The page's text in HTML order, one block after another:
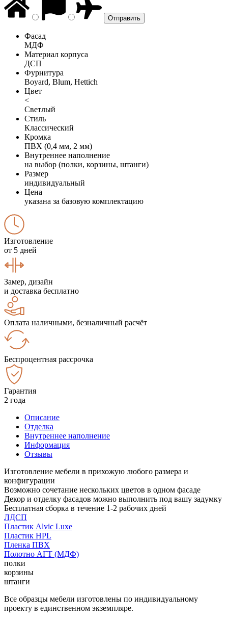
Фасад
МДФ
Материал корпуса
ДСП
Фурнитура
Boyard, Blum, Hettich
Цвет
<
Светлый
Стиль
Классический
Кромка
ПВХ (0,4 мм, 2 мм)
Внутреннее наполнение
на выбор (полки, корзины, штанги)
Размер
индивидуальный
Цена
указана за базовую комплектацию
Изготовление
от 5 дней
Замер, дизайн
и доставка бесплатно
Оплата наличными, безналичный расчёт
Беспроцентная рассрочка
Гарантия
2 года
Описание
Отделка
Внутреннее наполнение
Информация
Отзывы
Изготовление мебели в прихожую любого размера и
конфигурации
Возможно сочетание нескольких цветов в одном фасаде
Декор и отделку фасадов можно выполнить под вашу задумку
Бесплатная сборка в течение 1-2 рабочих дней
ЛДСП
Пластик Alvic Luxe
Пластик HPL
Пленка ПВХ
Полотно АГТ (МДФ)
полки
корзины
штанги
Все образцы мебели изготовлены по индивидуальному
проекту в единственном экземпляре.